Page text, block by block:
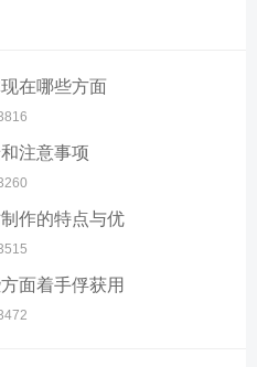
在哪些方面
注意事项
作的特点与优
面着手俘获用